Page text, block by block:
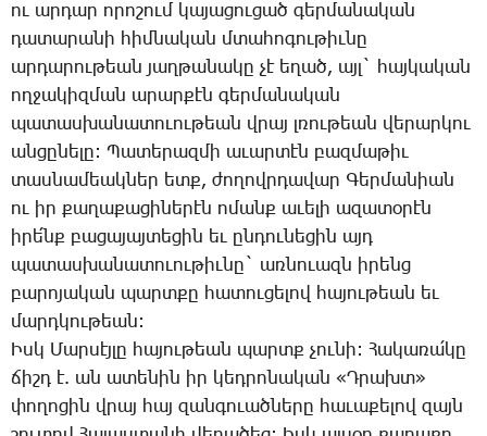
ու ար­դար ո­րո­շում կա­յա­ցու­ցած գեր­մա­նա­կան
դա­տա­րա­նի հիմ­նա­կան մտա­հո­գու­թիւ­նը
ար­դա­րու­թեան յաղ­թա­նա­կը չէ ե­ղած, այլ` հայ­կա­կան
ող­ջա­կիզ­ման ա­րար­քէն գեր­մա­նա­կան
պա­տաս­խա­նա­տո­ւու­թեան վրայ լռու­թեան վե­րար­կու
ան­ցը­նե­լը: ­Պա­տե­րազ­մի ա­ւար­տէն բազ­մա­թիւ
տաս­նա­մեակ­ներ ետք, ժո­ղովր­դա­վար ­Գեր­մա­նիան
ու իր քա­ղա­քա­ցի­նե­րէն ո­մանք ա­ւե­լի ա­զա­տօ­րէն
ի­րե՛նք բա­ցա­յայ­տե­ցին եւ ըն­դու­նե­ցին այդ
պա­տաս­խա­նա­տո­ւու­թիւ­նը` առ­նո­ւազն ի­րենց
բա­րո­յա­կան պարտ­քը հա­տու­ցե­լով հա­յու­թեան եւ
մարդ­կու­թեան:
Իսկ ­Մար­սէյ­լը հա­յու­թեան պարտք չու­նի: ­Հա­կա­ռա՛­կը
ճիշդ է. ան ա­տե­նին իր կեդ­րո­նա­կան «Դ­րախտ»
փո­ղո­ցին վրայ հայ զան­գո­ւած­նե­րը հա­ւա­քե­լով զայն